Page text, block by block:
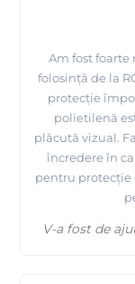
Am fost
folosință de la
protecție
polietilenă
plăcută vizual.
încredere în
pentru protecție
V-a fost de